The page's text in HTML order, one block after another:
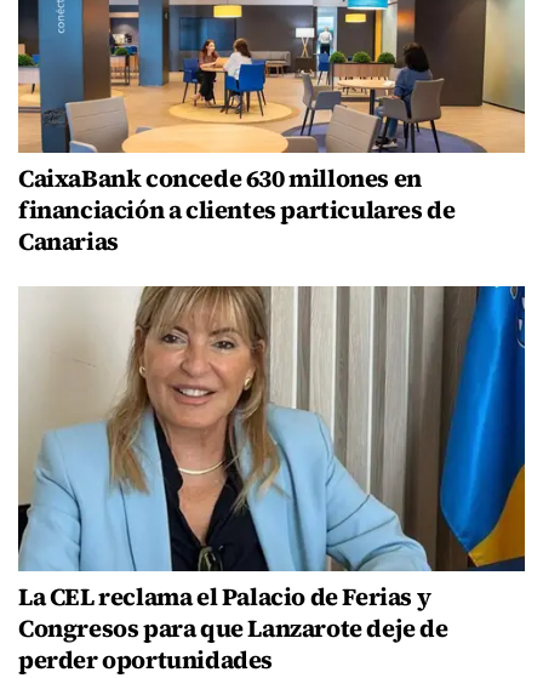
CaixaBank concede 630 millones en
financiación a clientes particulares de
Canarias
La CEL reclama el Palacio de Ferias y
Congresos para que Lanzarote deje de
perder oportunidades